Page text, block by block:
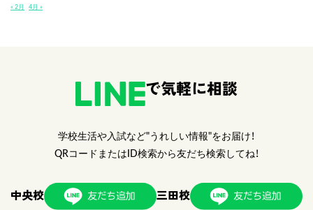
« 2月 4月 »
で気軽に相談
学校生活や入試など"うれしい情報"をお届け！
QRコードまたはID検索から友だち検索してね！
中央校 三田校